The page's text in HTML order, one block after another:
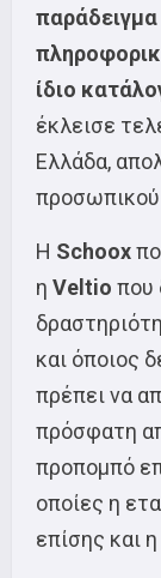
ίδιο
έκλεισε
Ελλάδα,
προσωπικού
Η Schoox
η Veltio που
και όποιος
πρέπει να
πρόσφατη
προπομπό
οποίες η
επίσης και η